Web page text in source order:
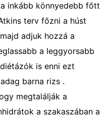
inkább könnyedebb főtt
terv főzni a húst
adjuk hozzá a
a leggyorsabb
is enni ezt
barna rizs .
megtalálják a
a szakaszában a